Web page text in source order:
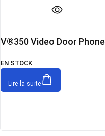
V®350 Video Door Phone
EN STOCK
Lire la suite